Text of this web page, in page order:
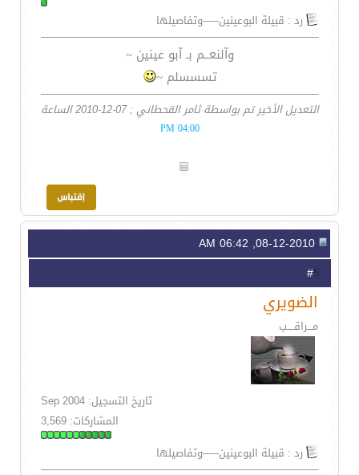
رد : قبيلة البوعينين-----وتفاصيلها
وآلنعــم بـ آبو عينين ~
تسسسلم ~
التعديل الأخير تم بواسطة ثامر القحطاني ; 07-12-2010 الساعة
04:00 PM
5
الضويري
مـــراقــــب
تاريخ التسجيل: Sep 2004
المشاركات: 3,569
رد : قبيلة البوعينين-----وتفاصيلها